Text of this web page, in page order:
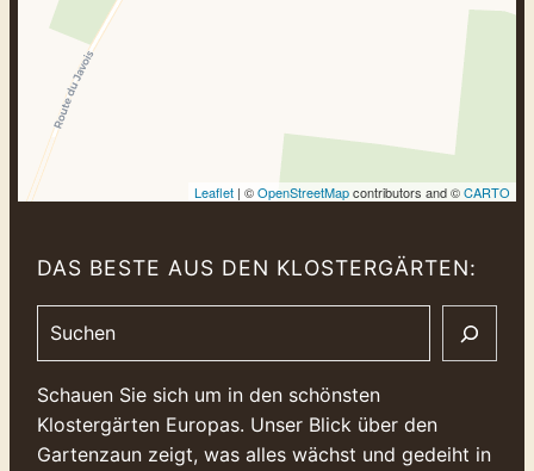
Leaflet| ©OpenStreetMapcontributors and ©CARTO
DAS BESTE AUS DEN KLOSTERGÄRTEN:
Schauen Sie sich um in den schönsten
Klostergärten Europas. Unser Blick über den
Gartenzaun zeigt, was alles wächst und gedeiht in